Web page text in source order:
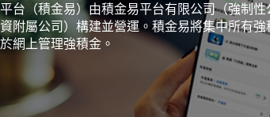
平台（積金易）由積金易平台有限公司（強制
附屬公司）構建並營運。積金易將集中所有
網上管理強積金。